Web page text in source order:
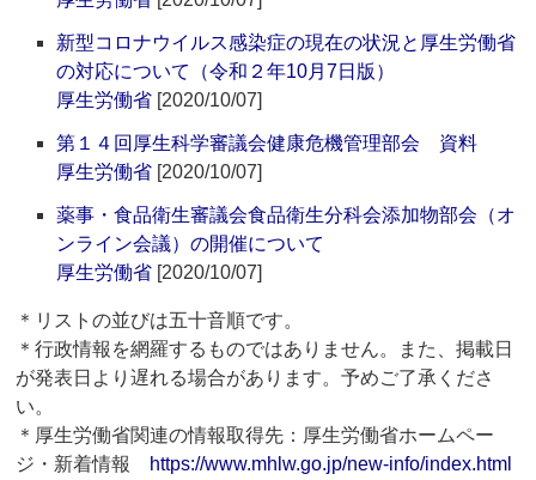
新型コロナウイルス感染症の現在の状況と厚生労働省
の対応について（令和２年10月7日版）
厚生労働省 [2020/10/07]
第１４回厚生科学審議会健康危機管理部会 資料
厚生労働省 [2020/10/07]
薬事・食品衛生審議会食品衛生分科会添加物部会（オ
ンライン会議）の開催について
厚生労働省 [2020/10/07]
＊リストの並びは五十音順です。
＊行政情報を網羅するものではありません。また、掲載日
が発表日より遅れる場合があります。予めご了承くださ
い。
＊厚生労働省関連の情報取得先：厚生労働省ホームペー
ジ・新着情報 https://www.mhlw.go.jp/new-info/index.html